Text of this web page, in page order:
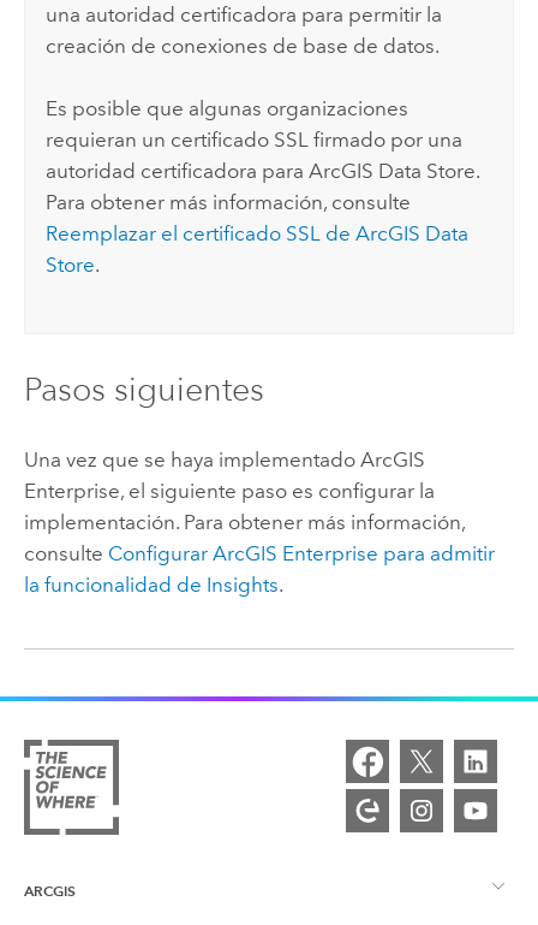
una autoridad certificadora para permitir la
creación de conexiones de base de datos.
Es posible que algunas organizaciones
requieran un certificado SSL firmado por una
autoridad certificadora paraArcGIS Data Store.
Para obtener más información, consulte
Reemplazar el certificado SSL deArcGIS Data
Store.
Pasos siguientes
Una vez que se haya implementado ArcGIS
Enterprise, el siguiente paso es configurar la
implementación. Para obtener más información,
consulte Configurar ArcGIS Enterprise para admitir
la funcionalidad de Insights.
ARCGIS